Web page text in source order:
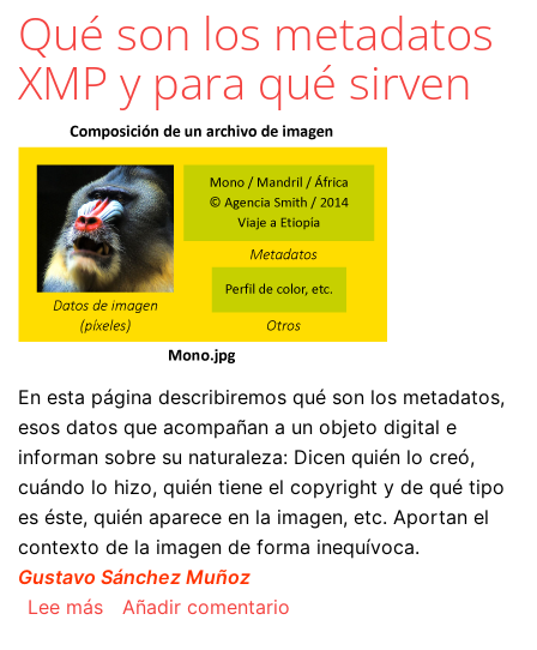
Qué son los metadatos
XMP y para qué sirven
En esta página describiremos qué son los metadatos,
esos datos que acompañan a un objeto digital e
informan sobre su naturaleza: Dicen quién lo creó,
cuándo lo hizo, quién tiene el copyright y de qué tipo
es éste, quién aparece en la imagen, etc. Aportan el
contexto de la imagen de forma inequívoca.
Gustavo Sánchez Muñoz
Lee mássobre Qué son los metadatos XMP y para qué
Añadir comentario